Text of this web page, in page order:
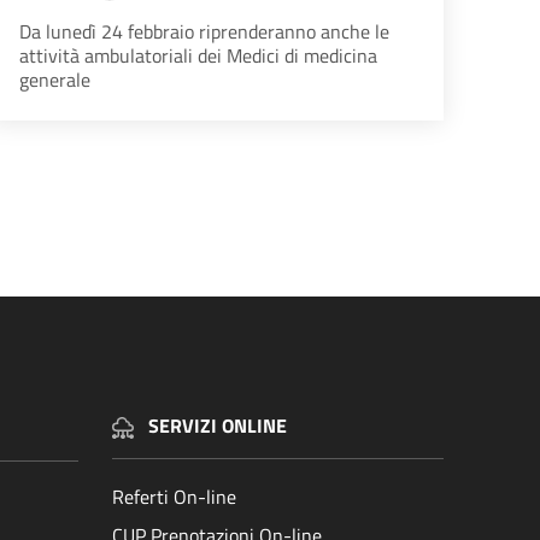
Da lunedì 24 febbraio riprenderanno anche le
attività ambulatoriali dei Medici di medicina
generale
successiva
SERVIZI ONLINE
Referti On-line